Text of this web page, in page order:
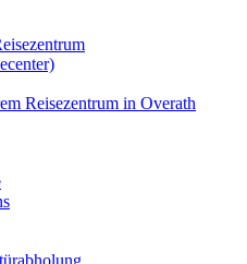
Reisezentrum in Overath